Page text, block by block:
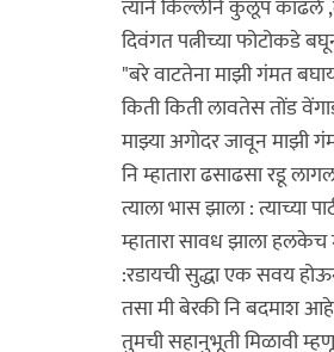
त्याने किल्लीने कुलूप काढले
दिवंगत पत्नीच्या फोटोकडे
"बरे वाटतेना माझी गंमत
किती किती लावतेस तोंड
माझ्या अगोदर जावून माझी
नि म्हातारा ढसाढसा रडू
त्याला भास झाला : त्याच्या
म्हातारा सावध झाला हलकेच
:रडायची सुद्धा एक सवय
तसा मी बेरकी नि बदमाश
तुमची सहानुभूती मिळावी